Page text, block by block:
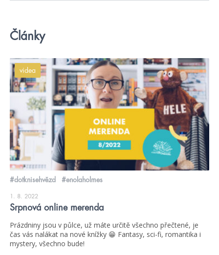
Články
videa
#dotknisehvězd #enolaholmes
1. 8. 2022
Srpnová online merenda
Prázdniny jsou v půlce, už máte určitě všechno přečtené, je
čas vás nalákat na nové knížky 😁 Fantasy, sci-fi, romantika i
mystery, všechno bude!